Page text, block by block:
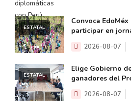
ESTATAL
Convoca
participar en
2026-08-07
ESTATAL
Elige Gobierno
ganadores del
2026-08-07